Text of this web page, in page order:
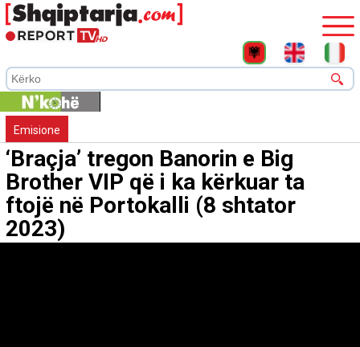
Emisione
‘Braçja’ tregon Banorin e Big
Brother VIP që i ka kërkuar ta
ftojë në Portokalli (8 shtator
2023)